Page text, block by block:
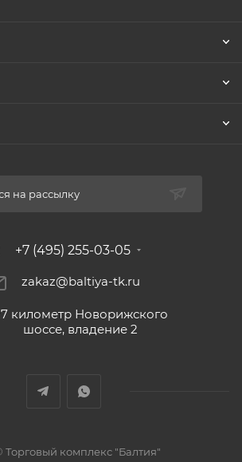
на рассылку
+7 (495) 255-03-05
zakaz@baltiya-tk.ru
километр Новорижского
шоссе, владение 2
Торговый комплекс "Балтия"